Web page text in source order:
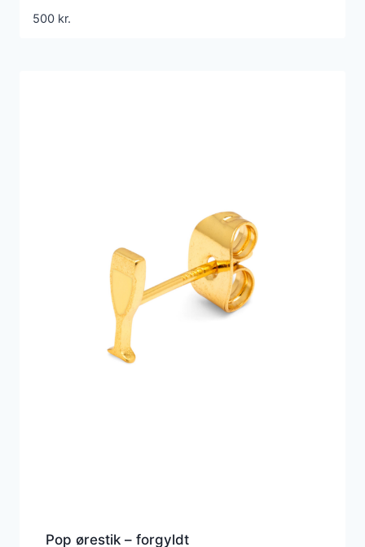
500 kr.
Pop ørestik – forgyldt